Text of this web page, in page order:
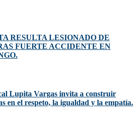
RESULTA LESIONADO DE
FUERTE ACCIDENTE EN
Lupita Vargas invita a construir
en el respeto, la igualdad y la empatía.